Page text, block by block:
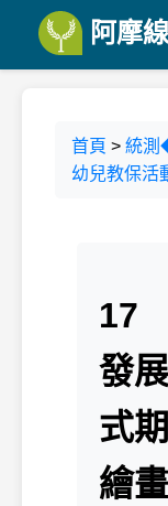
阿摩
首頁 > 統測
幼兒教保活
17
發
式
繪